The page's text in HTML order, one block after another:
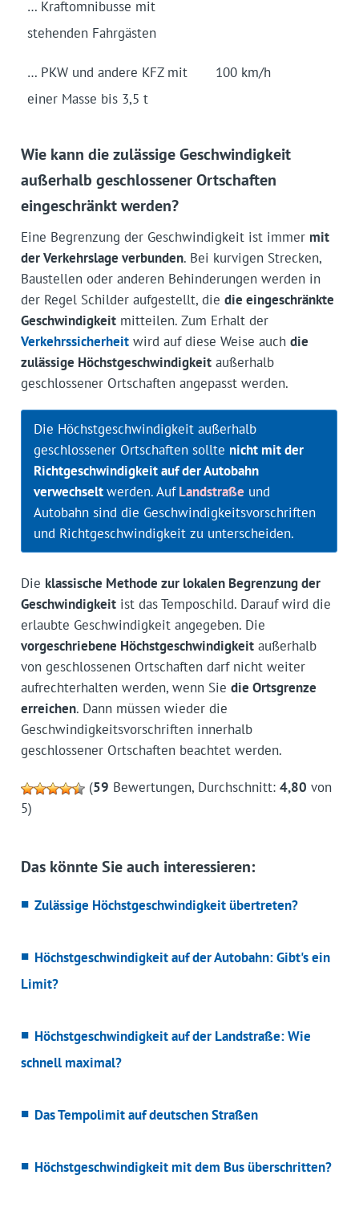
… Kraftomnibusse mit
stehenden Fahrgästen
… PKW und andere KFZ mit
einer Masse bis 3,5 t
100 km/h
Wie kann die zulässige Geschwindigkeit
außerhalb geschlossener Ortschaften
eingeschränkt werden?
Eine Begrenzung der Geschwindigkeit ist immer mit
der Verkehrslage verbunden. Bei kurvigen Strecken,
Baustellen oder anderen Behinderungen werden in
der Regel Schilder aufgestellt, die die eingeschränkte
Geschwindigkeitmitteilen. Zum Erhalt der
Verkehrssicherheitwird auf diese Weise auch die
zulässige Höchstgeschwindigkeitaußerhalb
geschlossener Ortschaften angepasst werden.
Die Höchstgeschwindigkeit außerhalb
geschlossener Ortschaften sollte nicht mit der
Richtgeschwindigkeit auf der Autobahn
verwechseltwerden. AufLandstraße und
Autobahn sind die Geschwindigkeitsvorschriften
und Richtgeschwindigkeit zu unterscheiden.
Die klassische Methode zur lokalen Begrenzung der
Geschwindigkeitist das Temposchild. Darauf wird die
erlaubte Geschwindigkeit angegeben. Die
vorgeschriebene Höchstgeschwindigkeitaußerhalb
von geschlossenen Ortschaften darf nicht weiter
aufrechterhalten werden, wenn Sie die Ortsgrenze
erreichen. Dann müssen wieder die
Geschwindigkeitsvorschriften innerhalb
geschlossener Ortschaften beachtet werden.
(59 Bewertungen, Durchschnitt: 4,80 von
5)
Das könnte Sie auch interessieren:
Zulässige Höchstgeschwindigkeit übertreten?
Höchstgeschwindigkeit auf der Autobahn: Gibt's ein
Limit?
Höchstgeschwindigkeit auf der Landstraße: Wie
schnell maximal?
Das Tempolimit auf deutschen Straßen
Höchstgeschwindigkeit mit dem Bus überschritten?